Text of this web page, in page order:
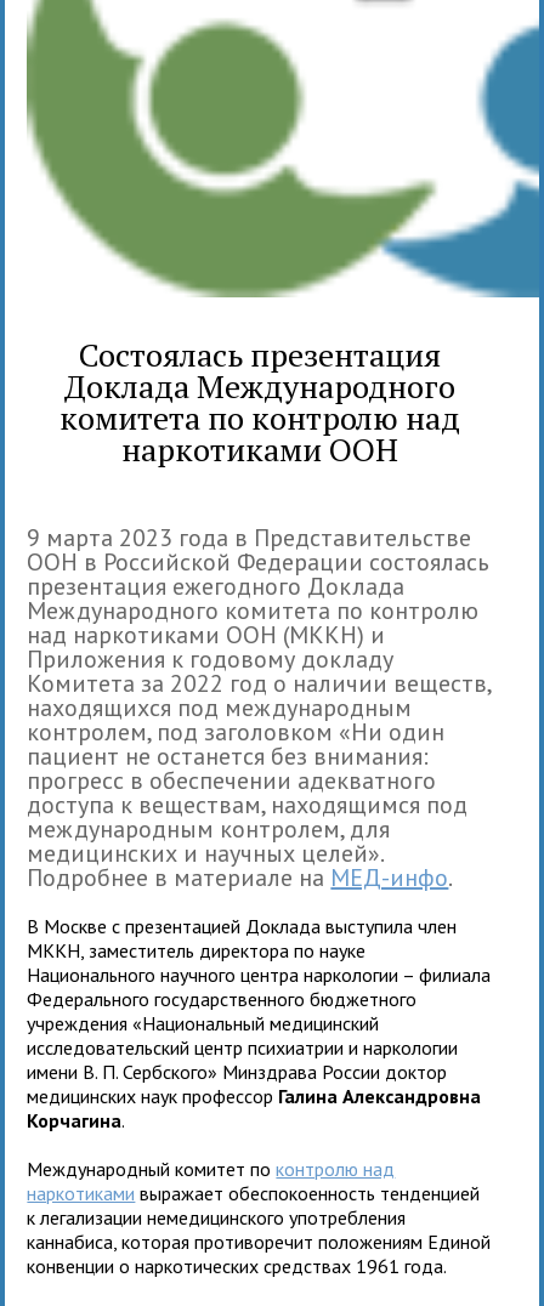
Состоялась презентация
Доклада Международного
комитета по контролю над
наркотиками ООН
9 марта 2023 года в Представительстве
ООН в Российской Федерации состоялась
презентация ежегодного Доклада
Международного комитета по контролю
над наркотиками ООН (МККН) и
Приложения к годовому докладу
Комитета за 2022 год о наличии веществ,
находящихся под международным
контролем, под заголовком «Ни один
пациент не останется без внимания:
прогресс в обеспечении адекватного
доступа к веществам, находящимся под
международным контролем, для
медицинских и научных целей».
Подробнее в материале на МЕД-инфо.
В Москве с презентацией Доклада выступила член
МККН, заместитель директора по науке
Национального научного центра наркологии – филиала
Федерального государственного бюджетного
учреждения «Национальный медицинский
исследовательский центр психиатрии и наркологии
имени В. П. Сербского» Минздрава России доктор
медицинских наук профессор Галина Александровна
Корчагина.
Международный комитет поконтролю над
наркотиками выражает обеспокоенность тенденцией
к легализации немедицинского употребления
каннабиса, которая противоречит положениям Единой
конвенции о наркотических средствах 1961 года.